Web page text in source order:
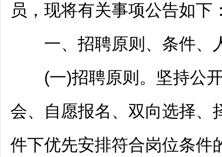
员，现将有关事项公告如下
一、 招聘原则、条件、
(一)招聘原则。坚持公
会、自愿报名、双向选择、
件下优先安排符合岗位条件